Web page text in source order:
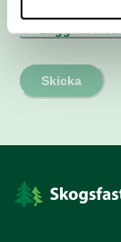
Skicka